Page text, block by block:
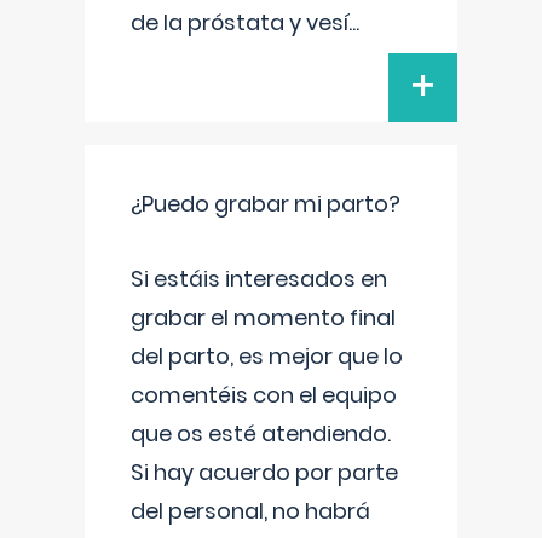
de la próstata y vesí...
+
¿Puedo grabar mi parto?
Si estáis interesados en
grabar el momento final
del parto, es mejor que lo
comentéis con el equipo
que os esté atendiendo.
Si hay acuerdo por parte
del personal, no habrá